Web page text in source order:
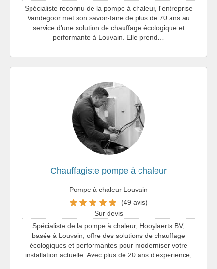
Spécialiste reconnu de la pompe à chaleur, l'entreprise
Vandegoor met son savoir-faire de plus de 70 ans au
service d'une solution de chauffage écologique et
performante à Louvain. Elle prend…
Chauffagiste pompe à chaleur
Pompe à chaleur Louvain
(49 avis)
Sur devis
Spécialiste de la pompe à chaleur, Hooylaerts BV,
basée à Louvain, offre des solutions de chauffage
écologiques et performantes pour moderniser votre
installation actuelle. Avec plus de 20 ans d'expérience,